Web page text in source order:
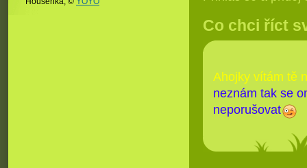
Co chci říct
Ahojky vítám tě
neznám tak se
neporušovat